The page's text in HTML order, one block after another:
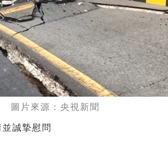
圖片來源：央視新聞
誠摯慰問